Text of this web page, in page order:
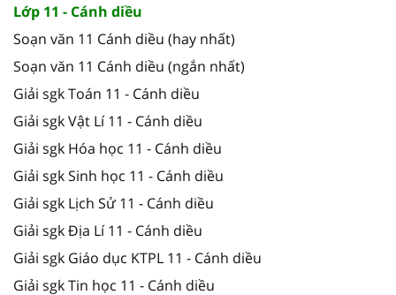
Lớp 11 - Cánh diều
Soạn văn 11 Cánh diều (hay nhất)
Soạn văn 11 Cánh diều (ngắn nhất)
Giải sgk Toán 11 - Cánh diều
Giải sgk Vật Lí 11 - Cánh diều
Giải sgk Hóa học 11 - Cánh diều
Giải sgk Sinh học 11 - Cánh diều
Giải sgk Lịch Sử 11 - Cánh diều
Giải sgk Địa Lí 11 - Cánh diều
Giải sgk Giáo dục KTPL 11 - Cánh diều
Giải sgk Tin học 11 - Cánh diều